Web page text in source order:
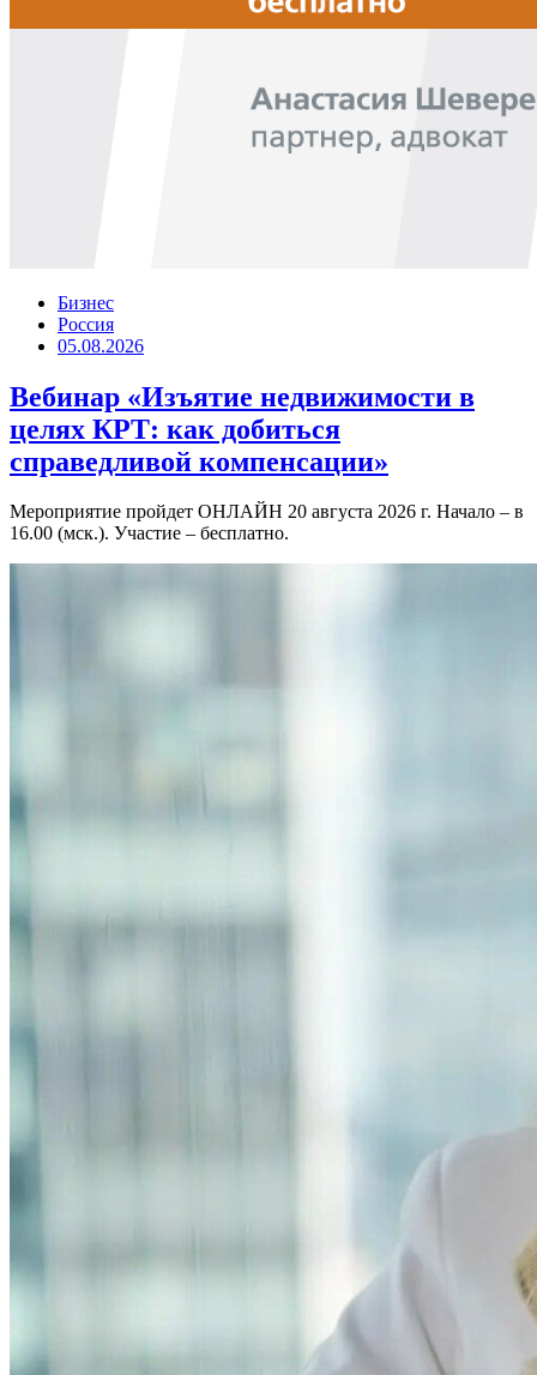
Бизнес
Россия
05.08.2026
Вебинар «Изъятие недвижимости в
целях КРТ: как добиться
справедливой компенсации»
Мероприятие пройдет ОНЛАЙН 20 августа 2026 г. Начало – в
16.00 (мск.). Участие – бесплатно.